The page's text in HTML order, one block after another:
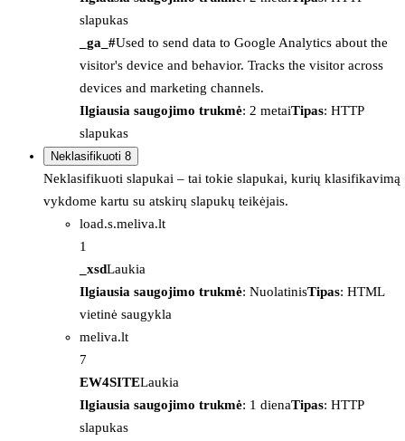
slapukas
_ga_#Used to send data to Google Analytics about the
visitor's device and behavior. Tracks the visitor across
devices and marketing channels.
Ilgiausia saugojimo trukmė: 2 metaiTipas: HTTP
slapukas
Neklasifikuoti 8
Neklasifikuoti slapukai – tai tokie slapukai, kurių klasifikavimą
vykdome kartu su atskirų slapukų teikėjais.
load.s.meliva.lt
1
_xsdLaukia
Ilgiausia saugojimo trukmė: NuolatinisTipas: HTML
vietinė saugykla
meliva.lt
7
EW4SITELaukia
Ilgiausia saugojimo trukmė: 1 dienaTipas: HTTP
slapukas